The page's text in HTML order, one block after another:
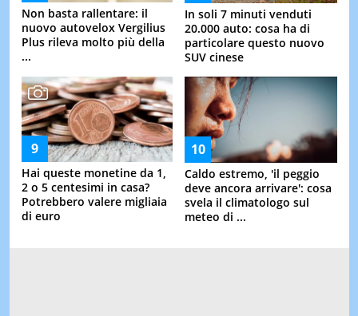
Non basta rallentare: il
nuovo autovelox Vergilius
Plus rileva molto più della
...
In soli 7 minuti venduti
20.000 auto: cosa ha di
particolare questo nuovo
SUV cinese
Hai queste monetine da 1,
2 o 5 centesimi in casa?
Potrebbero valere migliaia
di euro
Caldo estremo, 'il peggio
deve ancora arrivare': cosa
svela il climatologo sul
meteo di ...